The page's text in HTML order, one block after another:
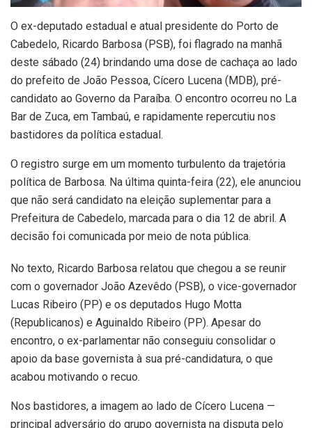
O ex-deputado estadual e atual presidente do Porto de
Cabedelo, Ricardo Barbosa (PSB), foi flagrado na manhã
deste sábado (24) brindando uma dose de cachaça ao lado
do prefeito de João Pessoa, Cícero Lucena (MDB), pré-
candidato ao Governo da Paraíba. O encontro ocorreu no La
Bar de Zuca, em Tambaú, e rapidamente repercutiu nos
bastidores da política estadual.
O registro surge em um momento turbulento da trajetória
política de Barbosa. Na última quinta-feira (22), ele anunciou
que não será candidato na eleição suplementar para a
Prefeitura de Cabedelo, marcada para o dia 12 de abril. A
decisão foi comunicada por meio de nota pública.
No texto, Ricardo Barbosa relatou que chegou a se reunir
com o governador João Azevêdo (PSB), o vice-governador
Lucas Ribeiro (PP) e os deputados Hugo Motta
(Republicanos) e Aguinaldo Ribeiro (PP). Apesar do
encontro, o ex-parlamentar não conseguiu consolidar o
apoio da base governista à sua pré-candidatura, o que
acabou motivando o recuo.
Nos bastidores, a imagem ao lado de Cícero Lucena —
principal adversário do grupo governista na disputa pelo